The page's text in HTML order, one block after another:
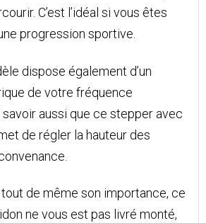
C’est l’idéal si vous êtes
progression sportive.
dispose également d’un
de votre fréquence
aussi que ce stepper avec
de régler la hauteur des
de même son importance, ce
ne vous est pas livré monté,